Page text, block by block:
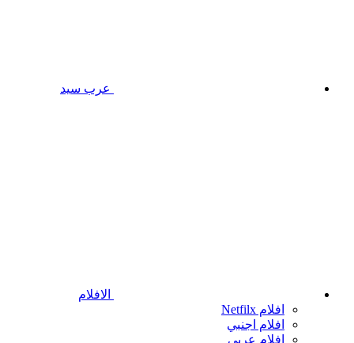
عرب سيد
الافلام
افلام Netfilx
افلام اجنبي
افلام عربي